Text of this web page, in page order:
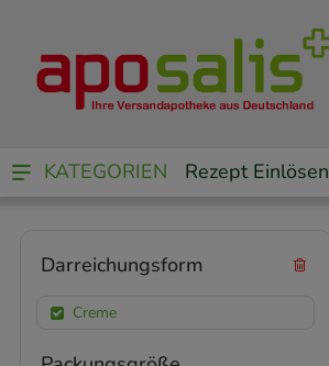
KATEGORIEN Rezept Einlösen
Darreichungsform
Creme